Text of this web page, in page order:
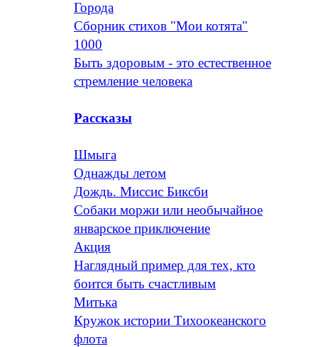
Города
Сборник стихов "Мои котята"
1000
Быть здоровым - это естественное
стремление человека
Рассказы
Шмыга
Однажды летом
Дождь. Миссис Биксби
Собаки моржи или необычайное
январское приключение
Акция
Наглядный пример для тех, кто
боится быть счастливым
Митька
Кружок истории Тихоокеанского
флота